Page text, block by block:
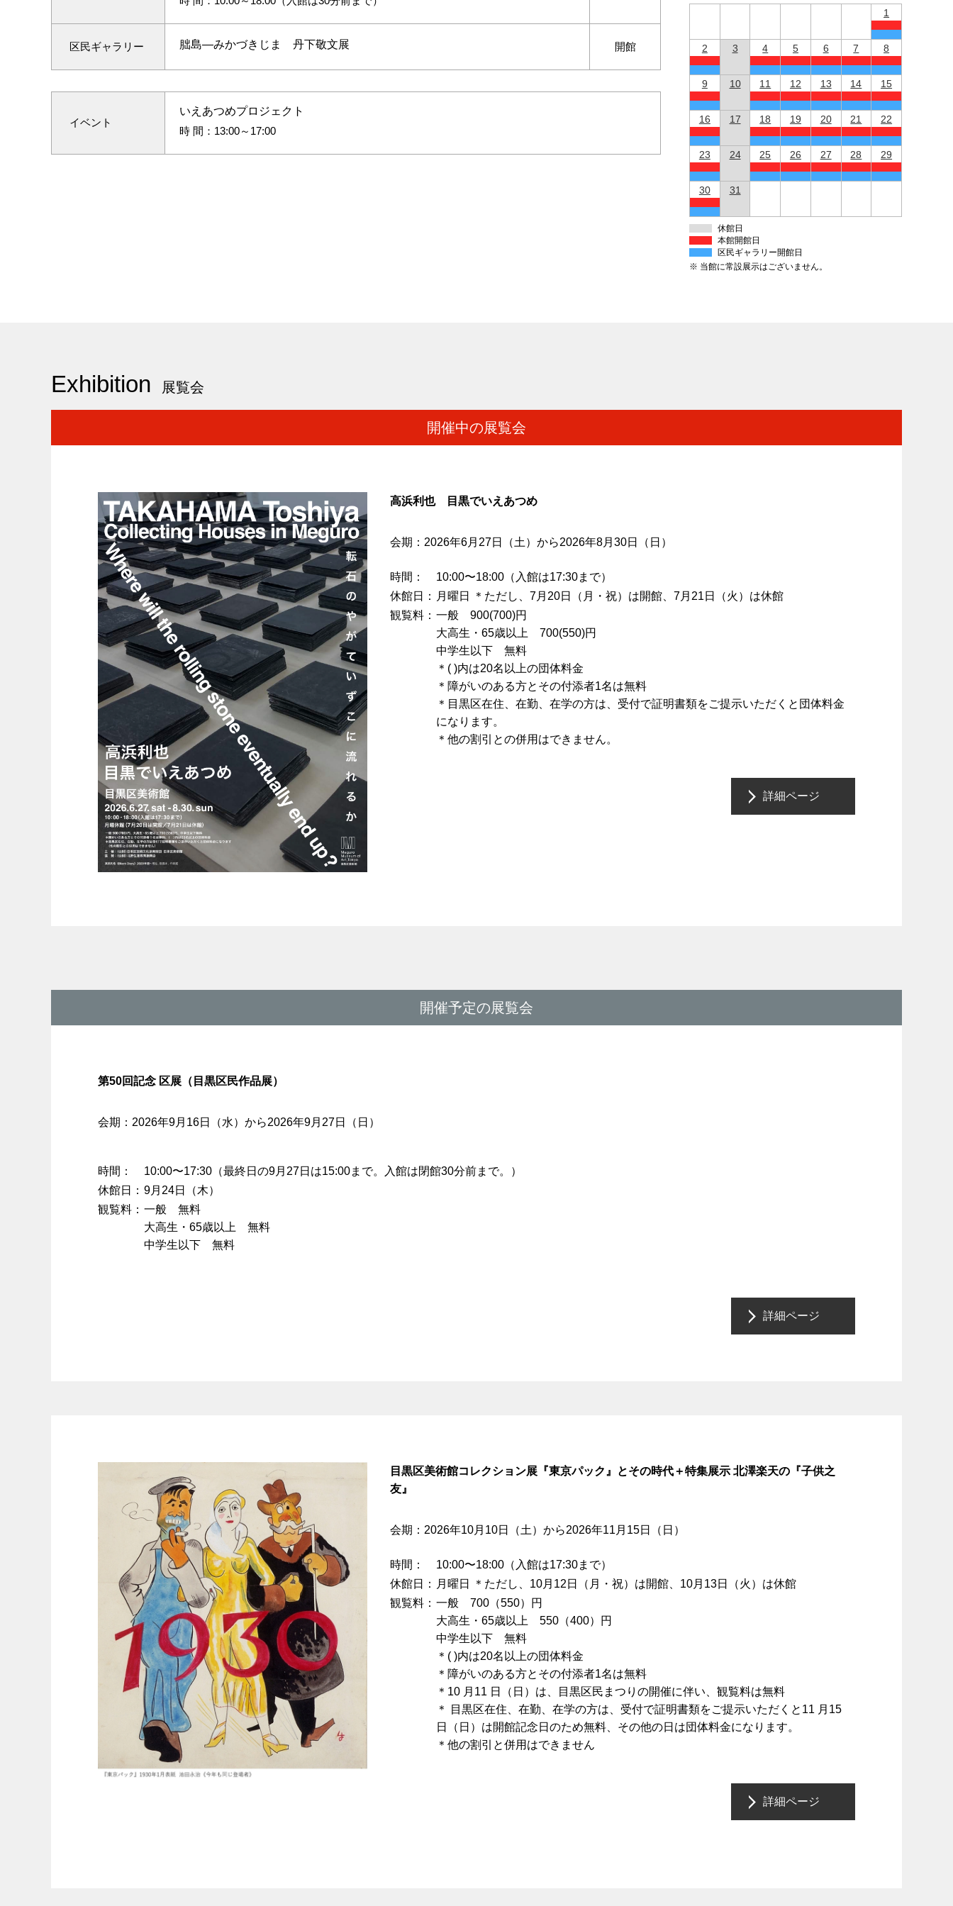
区民ギャラリー 朏島―みかづきじま 丹下敬文展 開館
イベント
いえあつめプロジェクト
時 間：13:00～17:00
1
2 3 4 5 6 7 8
9 10 11 12 13 14 15
16 17 18 19 20 21 22
23 24 25 26 27 28 29
30 31
休館日
本館開館日
区民ギャラリー開館日
※ 当館に常設展示はございません。
Exhibition 展覧会
開催中の展覧会
高浜利也 目黒でいえあつめ
会期：2026年6月27日（土）から2026年8月30日（日）
時間
10:00〜18:00（入館は17:30まで）
休館日
月曜日 ＊ただし、7月20日（月・祝）は開館、7月21日（火）は休館
観覧料
一般 900(700)円
大高生・65歳以上 700(550)円
中学生以下 無料
＊( )内は20名以上の団体料金
＊障がいのある方とその付添者1名は無料
＊目黒区在住、在勤、在学の方は、受付で証明書類をご提示いただくと団体料金
になります。
＊他の割引との併用はできません。
詳細ページ
開催予定の展覧会
第50回記念 区展（目黒区民作品展）
会期：2026年9月16日（水）から2026年9月27日（日）
時間
10:00〜17:30（最終日の9月27日は15:00まで。入館は閉館30分前まで。）
休館日
9月24日（木）
観覧料
一般 無料
大高生・65歳以上 無料
中学生以下 無料
詳細ページ
目黒区美術館コレクション展『東京パック』とその時代＋特集展示 北澤楽天の『子供之
友』
会期：2026年10月10日（土）から2026年11月15日（日）
時間
10:00〜18:00（入館は17:30まで）
休館日
月曜日 ＊ただし、10月12日（月・祝）は開館、10月13日（火）は休館
観覧料
一般 700（550）円
大高生・65歳以上 550（400）円
中学生以下 無料
＊( )内は20名以上の団体料金
＊障がいのある方とその付添者1名は無料
＊10 月11 日（日）は、目黒区民まつりの開催に伴い、観覧料は無料
＊ 目黒区在住、在勤、在学の方は、受付で証明書類をご提示いただくと11 月15
日（日）は開館記念日のため無料、その他の日は団体料金になります。
＊他の割引と併用はできません
詳細ページ